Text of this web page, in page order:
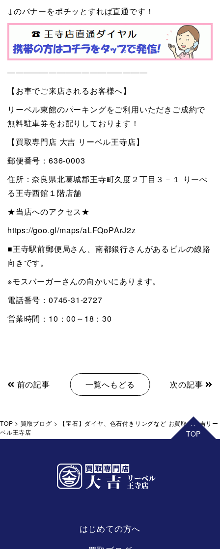
↓のバナーをポチッとすれば直通です！
—————————————————
【お車でご来店されるお客様へ】
リーベル東館のパーキングをご利用いただきご成約で
無料駐車券をお配りしております！
【買取専門店 大吉 リーベル王寺店】
郵便番号：636-0003
住所：奈良県北葛城郡王寺町久度２丁目３－１ りーべ
る王寺西館１階店舗
★当店へのアクセス★
https://goo.gl/maps/aLFQoPArJ2z
■王寺駅前郵便局さん、南都銀行さんがあるビルの線路
向きです。
※モスバーガーさんの向かいにあります。
電話番号：0745-31-2727
営業時間：10：00～18：30
前の記事 一覧へもどる 次の記事
TOP > 買取ブログ >
【宝石】ダイヤ、色石付きリングなど お買取！大吉リー
ベル王寺店
リーベル
王寺店
はじめての方へ